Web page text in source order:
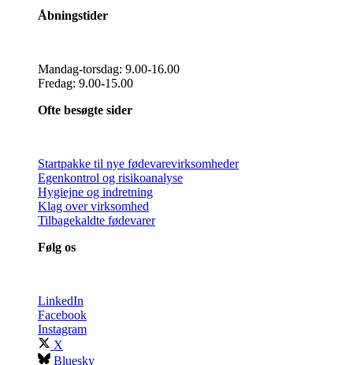
Åbningstider
​Mandag-torsdag: 9.00-16.00
Fredag: 9.00-15.00
Ofte besøgte sider
Startpakke til nye fødevarevirksomheder
Egenkontrol og risikoanalyse
Hygiejne og indretning
Klag over virksomhed​
Tilbagekaldte fødevarer
Følg os
LinkedIn
Facebook
Instagram
X
Bluesky